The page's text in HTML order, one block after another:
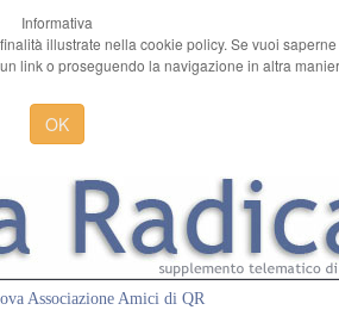
Informativa
illustrate nella cookie policy. Se vuoi
link o proseguendo la navigazione in altra
OK
Associazione Amici di QR